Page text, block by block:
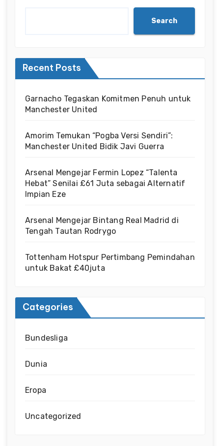
Search
Recent Posts
Garnacho Tegaskan Komitmen Penuh untuk
Manchester United
Amorim Temukan “Pogba Versi Sendiri”:
Manchester United Bidik Javi Guerra
Arsenal Mengejar Fermin Lopez “Talenta
Hebat” Senilai £61 Juta sebagai Alternatif
Impian Eze
Arsenal Mengejar Bintang Real Madrid di
Tengah Tautan Rodrygo
Tottenham Hotspur Pertimbang Pemindahan
untuk Bakat £40juta
Categories
Bundesliga
Dunia
Eropa
Uncategorized